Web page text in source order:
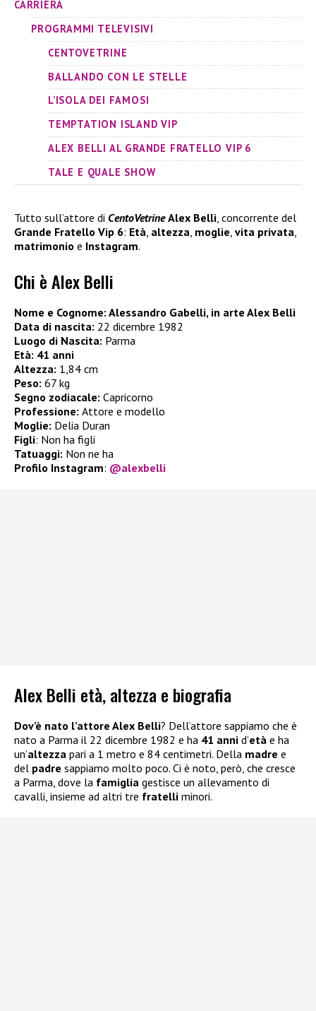
CARRIERA
PROGRAMMI TELEVISIVI
CENTOVETRINE
BALLANDO CON LE STELLE
L’ISOLA DEI FAMOSI
TEMPTATION ISLAND VIP
ALEX BELLI AL GRANDE FRATELLO VIP 6
TALE E QUALE SHOW
Tutto sull’attore di CentoVetrine Alex Belli , concorrente del
Grande Fratello Vip 6: Età altezza moglie vita privata
matrimonio e Instagram.
Chi è Alex Belli
Nome e Cognome: Alessandro Gabelli, in arte Alex Belli
Data di nascita: 22 dicembre 1982
Luogo di Nascita: Parma
Età: 41 anni
Altezza: 1,84 cm
Peso: 67 kg
Segno zodiacale: Capricorno
Professione: Attore e modello
Moglie: Delia Duran
Figli: Non ha figli
Tatuaggi: Non ne ha
Profilo Instagram: @alexbelli
Alex Belli età, altezza e biografia
Dov’è nato l’attore Alex Belli? Dell’attore sappiamo che è
nato a Parma il 22 dicembre 1982 e ha 41 anni d’età e ha
un’altezza pari a 1 metro e 84 centimetri. Della madre e
del padre sappiamo molto poco. Ci è noto, però, che cresce
a Parma, dove la famiglia gestisce un allevamento di
cavalli, insieme ad altri tre fratelli minori.